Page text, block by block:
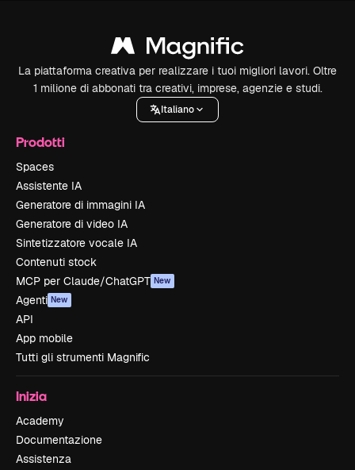
La piattaforma creativa per realizzare i tuoi migliori lavori. Oltre
1 milione di abbonati tra creativi, imprese, agenzie e studi.
Italiano
Prodotti
Spaces
Assistente IA
Generatore di immagini IA
Generatore di video IA
Sintetizzatore vocale IA
Contenuti stock
MCP per Claude/ChatGPT New
Agenti New
API
App mobile
Tutti gli strumenti Magnific
Inizia
Academy
Documentazione
Assistenza